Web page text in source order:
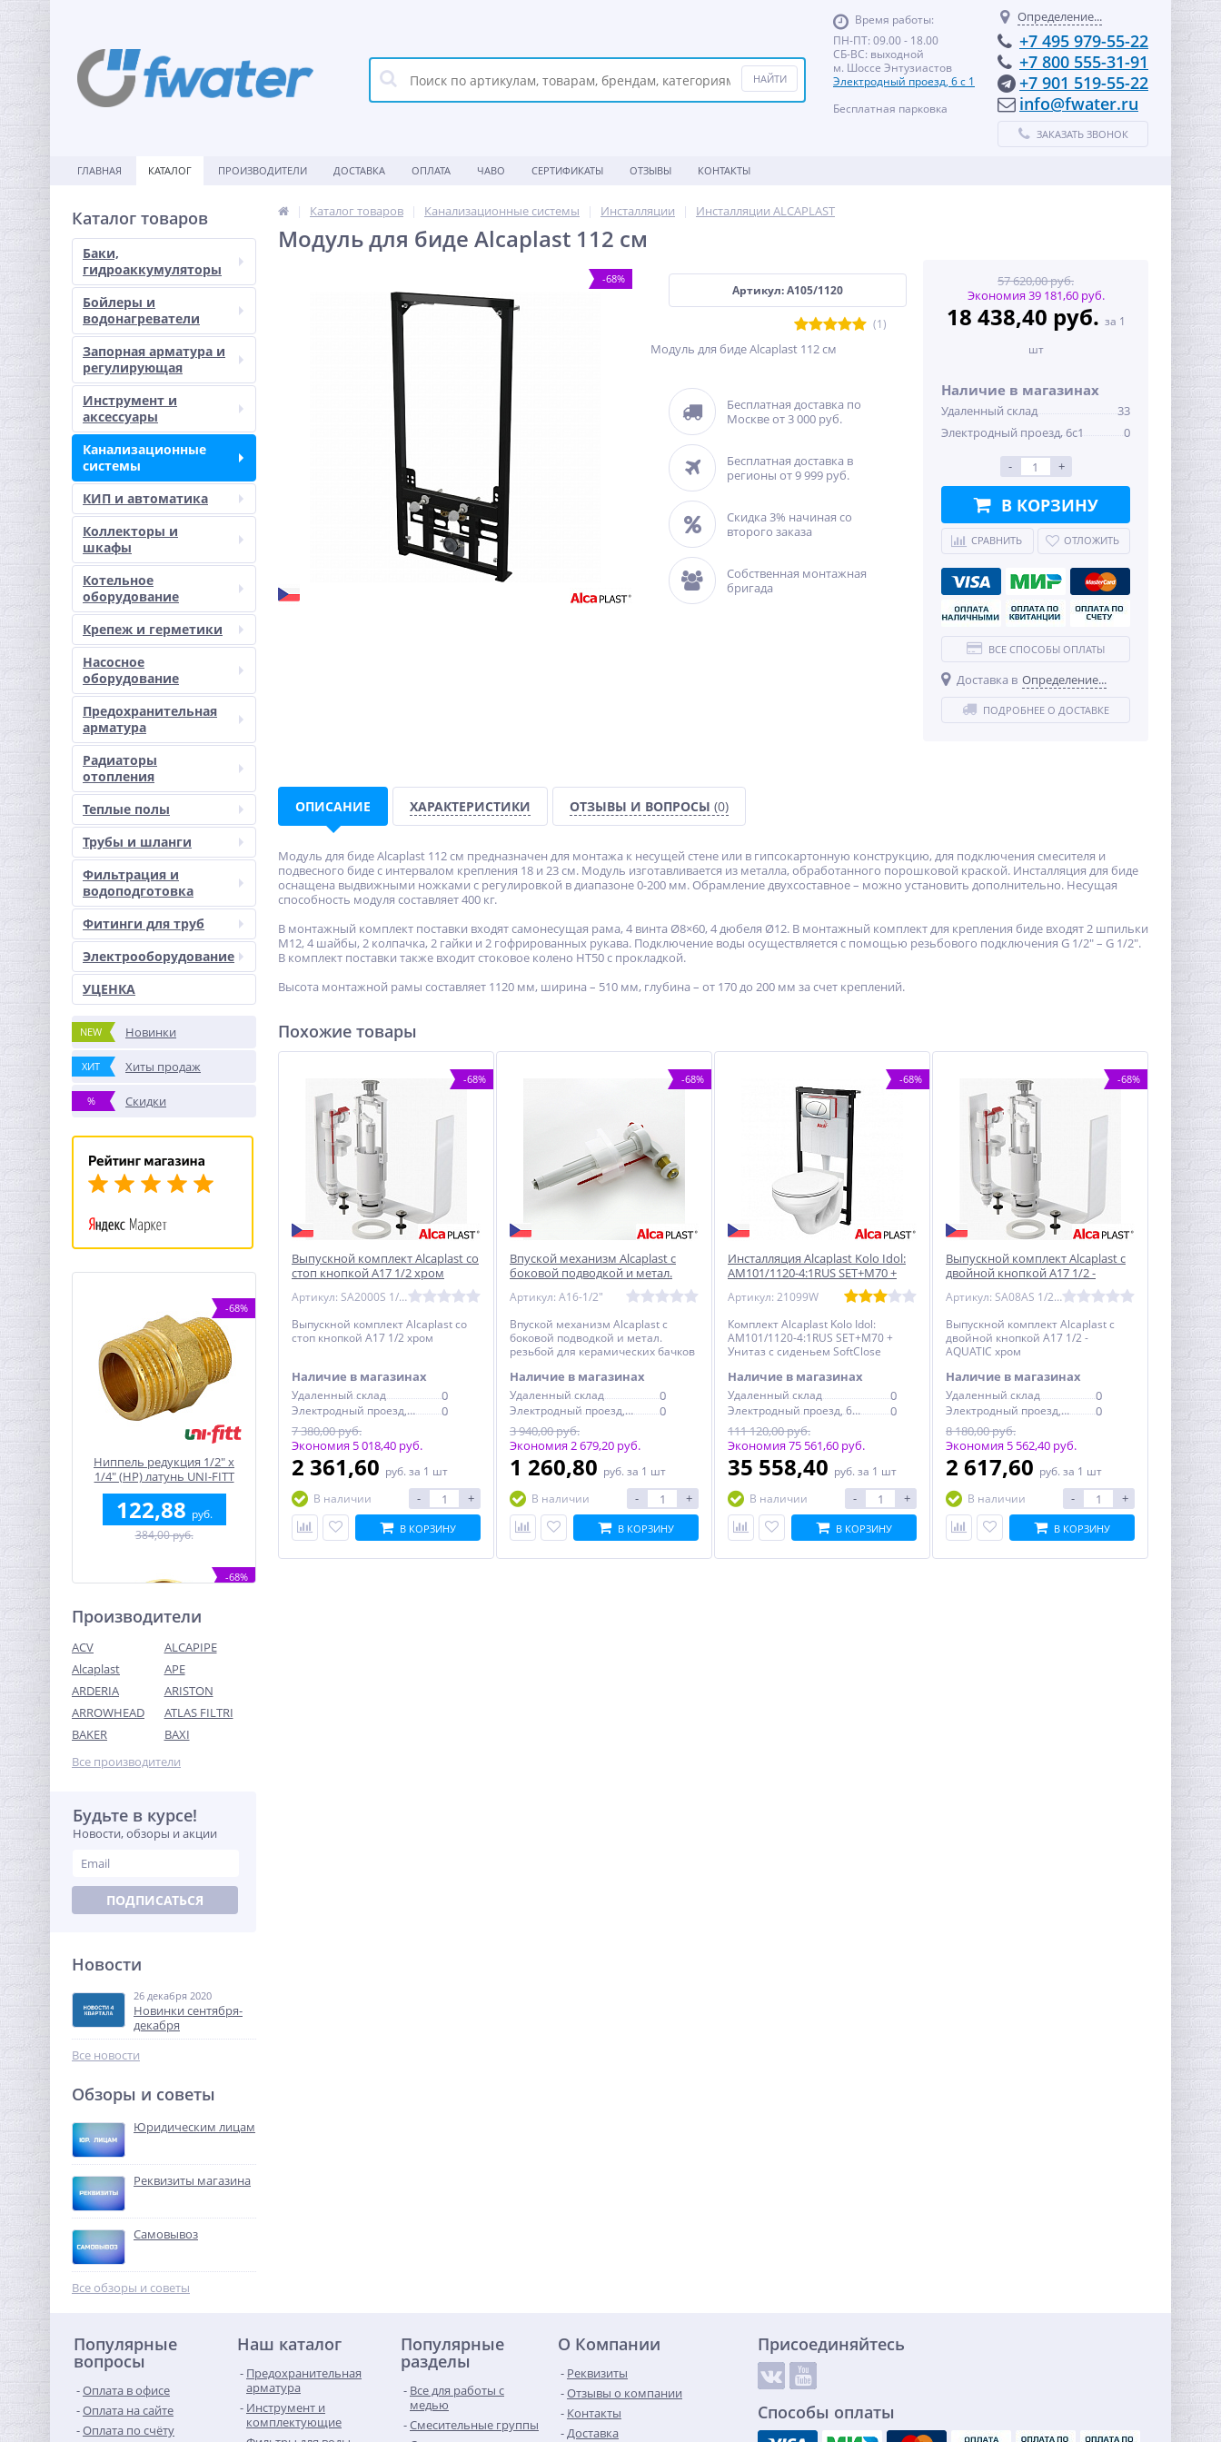
Время работы:
ПН-ПТ: 09.00 - 18.00
СБ-ВС: выходной
м. Шоссе Энтузиастов
Электродный проезд, 6 с 1
Бесплатная парковка
Определение...
+7 495 979-55-22
+7 800 555-31-91
+7 901 519-55-22
info@fwater.ru
ЗАКАЗАТЬ ЗВОНОК
ГЛАВНАЯ КАТАЛОГ ПРОИЗВОДИТЕЛИ ДОСТАВКА ОПЛАТА ЧАВО СЕРТИФИКАТЫ ОТЗЫВЫ КОНТАКТЫ
Каталог товаров
Баки,
гидроаккумуляторы
Бойлеры и
водонагреватели
Запорная арматура и
регулирующая
Инструмент и
аксессуары
Канализационные
системы
КИП и автоматика
Коллекторы и
шкафы
Котельное
оборудование
Крепеж и герметики
Насосное
оборудование
Предохранительная
арматура
Радиаторы
отопления
Теплые полы
Трубы и шланги
Фильтрация и
водоподготовка
Фитинги для труб
Электрооборудование
УЦЕНКА
NEW Новинки
ХИТ Хиты продаж
% Скидки
-68%
Ниппель редукция 1/2" x
1/4" (НР) латунь UNI-FITT
122,88 руб.
384,00 руб.
-68%
Тройник редукция (ВР) 3/4"
x 1/2" x 3/4" латунь UNI-
FITT
328,32
Комплект термостойких
наклеек (374 шт) для
сантехники, труб
водоснабжения и
отопления, А5,
739,00
Колено резьбовое ВН 1" x
1" латунь UNI-FITT
1 499,00 руб.
-68%
Производители
ACV
ALCAPIPE
Alcaplast
APE
ARDERIA
ARISTON
ARROWHEAD
ATLAS FILTRI
BAKER
BAXI
Все производители
Будьте в курсе!
Новости, обзоры и акции
ПОДПИСАТЬСЯ
Новости
26 декабря 2020
Новинки сентября-
декабря
Все новости
Обзоры и советы
Юридическим лицам
Реквизиты магазина
Самовывоз
Все обзоры и советы
Каталог товаров Канализационные системы Инсталляции Инсталляции ALCAPLAST
Модуль для биде Alcaplast 112 см
-68%
Артикул: A105/1120
(1)
Модуль для биде Alcaplast 112 см
Бесплатная доставка по
Москве от 3 000 руб.
Бесплатная доставка в
регионы от 9 999 руб.
Скидка 3% начиная со
второго заказа
Собственная монтажная
бригада
57 620,00 руб.
Экономия 39 181,60 руб.
18 438,40 руб. за 1
шт
Наличие в магазинах
Удаленный склад
33
Электродный проезд, 6с1
0
- +
В КОРЗИНУ
СРАВНИТЬ ОТЛОЖИТЬ
ВСЕ СПОСОБЫ ОПЛАТЫ
Доставка в Определение...
ПОДРОБНЕЕ О ДОСТАВКЕ
ОПИСАНИЕ ХАРАКТЕРИСТИКИ ОТЗЫВЫ И ВОПРОСЫ (0)
Модуль для биде Alcaplast 112 см предназначен для монтажа к несущей стене или в гипсокартонную конструкцию, для подключения смесителя и
подвесного биде с интервалом крепления 18 и 23 см. Модуль изготавливается из металла, обработанного порошковой краской. Инсталляция для биде
оснащена выдвижными ножками с регулировкой в диапазоне 0-200 мм. Обрамление двухсоставное – можно установить дополнительно. Несущая
способность модуля составляет 400 кг.
В монтажный комплект поставки входят самонесущая рама, 4 винта Ø8×60, 4 дюбеля Ø12. В монтажный комплект для крепления биде входят 2 шпильки
М12, 4 шайбы, 2 колпачка, 2 гайки и 2 гофрированных рукава. Подключение воды осуществляется с помощью резьбового подключения G 1/2" – G 1/2".
В комплект поставки также входит стоковое колено НТ50 с прокладкой.
Высота монтажной рамы составляет 1120 мм, ширина – 510 мм, глубина – от 170 до 200 мм за счет креплений.
Похожие товары
-68%
Выпускной комплект Alcaplast со
стоп кнопкой А17 1/2 хром
Артикул: SA2000S 1/2" CHROM
Выпускной комплект Alcaplast со
стоп кнопкой А17 1/2 хром
Наличие в магазинах
Удаленный склад 0
Электродный проезд, 6с1
0
7 380,00 руб.
Экономия 5 018,40 руб.
2 361,60 руб. за 1 шт
В наличии
- +
В КОРЗИНУ
-68%
Впуской механизм Alcaplast с
боковой подводкой и метал.
резьбой для керамических
бачков 1/2
Артикул: A16-1/2"
Впуской механизм Alcaplast с
боковой подводкой и метал.
резьбой для керамических бачков
боковой подводкой и метал.
резьбой для керамических бачков
1/2
Наличие в магазинах
Удаленный склад 0
Электродный проезд, 6с1
0
3 940,00 руб.
Экономия 2 679,20 руб.
1 260,80 руб. за 1 шт
В наличии
- +
В КОРЗИНУ
-68%
Инсталляция Alcaplast Kolo Idol:
AM101/1120-4:1RUS SET+M70 +
Унитаз с сиденьем SoftClose
M1310002U
Артикул: 21099W
Комплект Alcaplast Kolo Idol:
AM101/1120-4:1RUS SET+M70 +
Унитаз с сиденьем SoftClose
Наличие в магазинах
Удаленный склад 0
Электродный проезд, 6с1
0
111 120,00 руб.
Экономия 75 561,60 руб.
35 558,40 руб. за 1 шт
В наличии
- +
В КОРЗИНУ
-68%
Выпускной комплект Alcaplast с
двойной кнопкой А17 1/2 -
Артикул: SA08AS 1/2" CHROM
Выпускной комплект Alcaplast с
двойной кнопкой А17 1/2 -
AQUATIC хром
Наличие в магазинах
Удаленный склад 0
Электродный проезд, 6с1
0
8 180,00 руб.
Экономия 5 562,40 руб.
2 617,60 руб. за 1 шт
В наличии
- +
В КОРЗИНУ
Популярные
вопросы
Оплата в офисе
Оплата на сайте
Оплата по счёту
Наш каталог
Предохранительная
арматура
Инструмент и
комплектующие
Популярные
разделы
Все для работы с
медью
Смесительные группы
О Компании
Реквизиты
Отзывы о компании
Контакты
Доставка
Присоединяйтесь
Способы оплаты